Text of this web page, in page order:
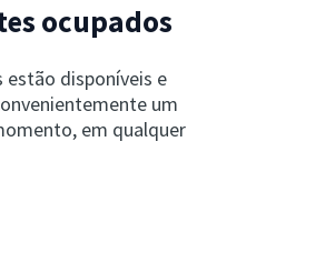
ocupados
estão disponíveis e
um
em qualquer